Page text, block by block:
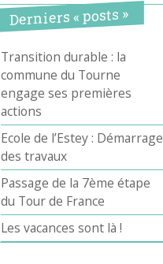
Derniers « posts »
Transition durable : la
commune du Tourne
engage ses premières
actions
Ecole de l’Estey : Démarrage
des travaux
Passage de la 7ème étape
du Tour de France
Les vacances sont là !